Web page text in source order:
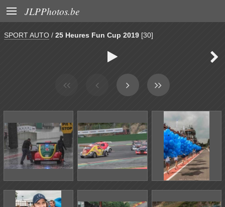
 JLPPhotos.be
SPORT AUTO / 25 Heures Fun Cup 2019 [30]
 